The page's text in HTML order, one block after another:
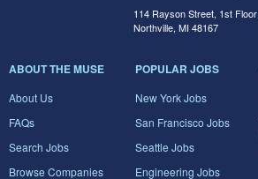
114 Rayson Street, 1st Floor
Northville, MI 48167
ABOUT THE MUSE
About Us
FAQs
Search Jobs
Browse Companies
POPULAR JOBS
New York Jobs
San Francisco Jobs
Seattle Jobs
Engineering Jobs